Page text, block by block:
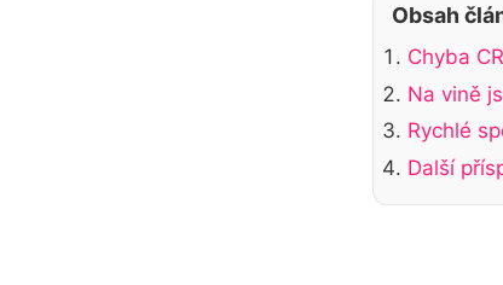
Obsah
Chyba
Na vině
Rychlé
Další